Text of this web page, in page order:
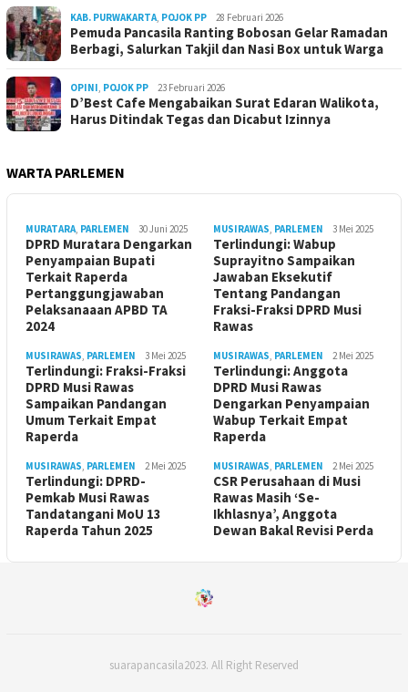
KAB. PURWAKARTA, POJOK PP 28 Februari 2026
Pemuda Pancasila Ranting Bobosan Gelar Ramadan
Berbagi, Salurkan Takjil dan Nasi Box untuk Warga
OPINI, POJOK PP 23 Februari 2026
D’Best Cafe Mengabaikan Surat Edaran Walikota,
Harus Ditindak Tegas dan Dicabut Izinnya
WARTA PARLEMEN
MURATARA, PARLEMEN 30 Juni 2025
DPRD Muratara Dengarkan
Penyampaian Bupati
Terkait Raperda
Pertanggungjawaban
Pelaksanaaan APBD TA
2024
MUSIRAWAS, PARLEMEN 3 Mei 2025
Terlindungi: Wabup
Suprayitno Sampaikan
Jawaban Eksekutif
Tentang Pandangan
Fraksi-Fraksi DPRD Musi
Rawas
MUSIRAWAS, PARLEMEN 3 Mei 2025
Terlindungi: Fraksi-Fraksi
DPRD Musi Rawas
Sampaikan Pandangan
Umum Terkait Empat
Raperda
MUSIRAWAS, PARLEMEN 2 Mei 2025
Terlindungi: Anggota
DPRD Musi Rawas
Dengarkan Penyampaian
Wabup Terkait Empat
Raperda
MUSIRAWAS, PARLEMEN 2 Mei 2025
Terlindungi: DPRD-
Pemkab Musi Rawas
Tandatangani MoU 13
Raperda Tahun 2025
MUSIRAWAS, PARLEMEN 2 Mei 2025
CSR Perusahaan di Musi
Rawas Masih ‘Se-
Ikhlasnya’, Anggota
Dewan Bakal Revisi Perda ‎
suarapancasila2023. All Right Reserved